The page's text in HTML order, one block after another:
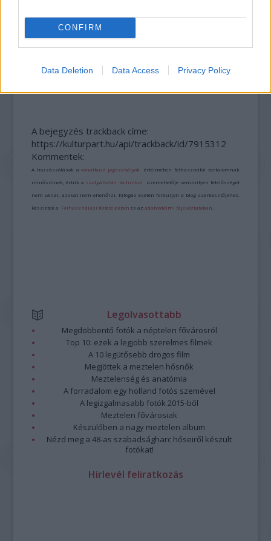
CONFIRM
Data Deletion Data Access Privacy Policy
A bejegyzés trackback címe:
https://kulturpart.hu/api/trackback/id/7915312
Kommentek:
A hozzászólások avonatkozó jogszabályok értelmében felhasználói tartalomnak
minősülnek, értük a szolgáltatás technikai üzemeltetője semmilyen felelősséget
nem vállal, azokat nem ellenőrzi. Kifogás esetén forduljon a blog szerkesztőjéhez.
Részletek a Felhasználási feltételekben és azadatvédelmi tájékoztatóban
Legolvasottabb
Megdöbbentő fotók a néptelen fővárosról
Top 10: ezek a legjobb szerelmes filmek
A 10 legütősebb drogos film
Megjöttek a meztelen hősnők
Meztelenség és anatómia
A forradalom egy holland fotós szemével
A legizgalmasabb fotók 2015-ből
Meztelen fővárosiak
Készülőben a nagy meztelen album
Nézd meg a 48-as szabadságharc hőseiről készült
fotókat!
Hírlevél feliratkozás